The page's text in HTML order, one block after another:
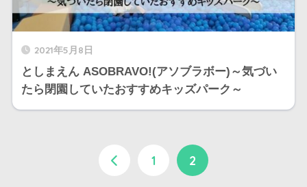
2021年5月8日
としまえん ASOBRAVO!(アソブラボー)～気づい
たら閉園していたおすすめキッズパーク～
1 2